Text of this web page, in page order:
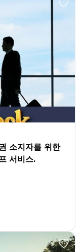
소지자를 위한
서비스.